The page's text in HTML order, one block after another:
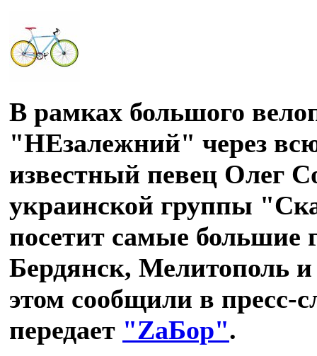
В рамках большого
"НЕзалежний" через
известный певец Олег
украинской группы
посетит самые большие
Бердянск, Мелитополь
этом сообщили в пресс-
передает "ZаБор".